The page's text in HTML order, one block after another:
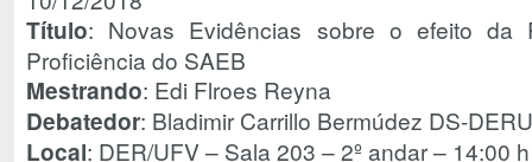
Título: Novas Evidências sobre o efeito da
Proficiência do SAEB
Mestrando: Edi Flroes Reyna
Debatedor: Bladimir Carrillo Bermúdez DS-
Local: DER/UFV – Sala 203 – 2º andar – 14:00 h